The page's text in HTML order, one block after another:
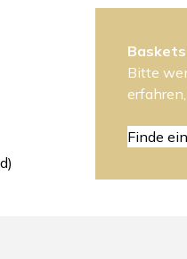
Bitte
Finde